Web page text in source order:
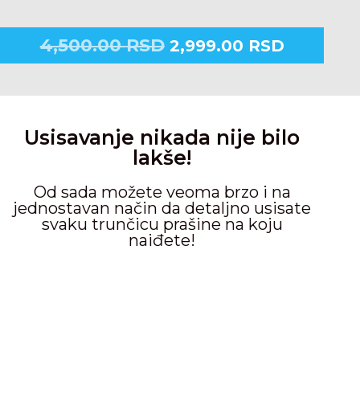
4,500.00RSD 2,999.00 RSD
Usisavanje nikada nije bilo
lakše!
Od sada možete veoma brzo i na
jednostavan način da detaljno usisate
svaku trunčicu prašine na koju
naiđete!